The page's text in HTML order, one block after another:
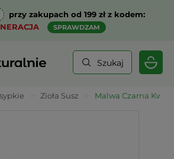
przy zakupach od 199 zł z kodem:
SPRAWDZAM
Szukaj
Zioła Susz Malwa Czarna